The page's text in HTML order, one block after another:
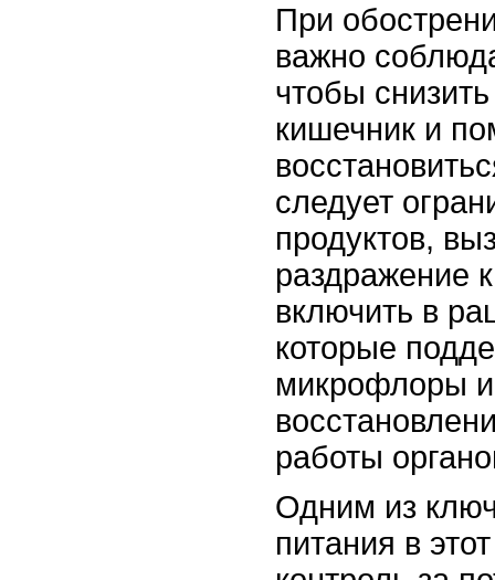
При
важно
чтобы
кишечник и
следует
продуктов,
раздражение
включить в
которые
микрофлоры и
работы
Одним из
питания в